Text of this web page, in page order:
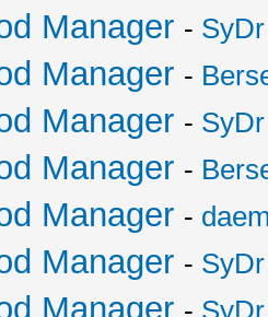
Manager - SyDr
Manager -
Manager - SyDr
Manager -
Manager -
Manager - SyDr
Manager - SyDr